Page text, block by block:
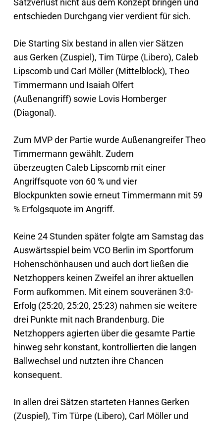
Satzverlust nicht aus dem Konzept bringen und
entschieden Durchgang vier verdient für sich.
Die Starting Six bestand in allen vier Sätzen
aus Gerken (Zuspiel), Tim Türpe (Libero), Caleb
Lipscomb und Carl Möller (Mittelblock), Theo
Timmermann und Isaiah Olfert
(Außenangriff) sowie Lovis Homberger
(Diagonal).
Zum MVP der Partie wurde Außenangreifer Theo
Timmermann gewählt. Zudem
überzeugten Caleb Lipscomb mit einer
Angriffsquote von 60 % und vier
Blockpunkten sowie erneut Timmermann mit 59
% Erfolgsquote im Angriff.
Keine 24 Stunden später folgte am Samstag das
Auswärtsspiel beim VCO Berlin im Sportforum
Hohenschönhausen und auch dort ließen die
Netzhoppers keinen Zweifel an ihrer aktuellen
Form aufkommen. Mit einem souveränen 3:0-
Erfolg (25:20, 25:20, 25:23) nahmen sie weitere
drei Punkte mit nach Brandenburg. Die
Netzhoppers agierten über die gesamte Partie
hinweg sehr konstant, kontrollierten die langen
Ballwechsel und nutzten ihre Chancen
konsequent.
In allen drei Sätzen starteten Hannes Gerken
(Zuspiel), Tim Türpe (Libero), Carl Möller und